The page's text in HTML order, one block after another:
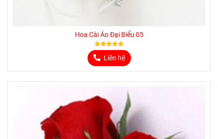
Hoa Cài Áo Đại Biểu 05
Liên hệ